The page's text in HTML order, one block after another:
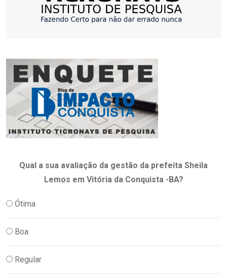
Qual a sua avaliação da gestão da prefeita Sheila
Lemos em Vitória da Conquista -BA?
Ótima
Boa
Regular